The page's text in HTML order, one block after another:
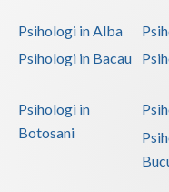
Psihologi in Alba
Psihologi in Bacau
Psihologi in
Botosani